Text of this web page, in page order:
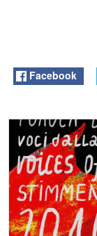
Facebook